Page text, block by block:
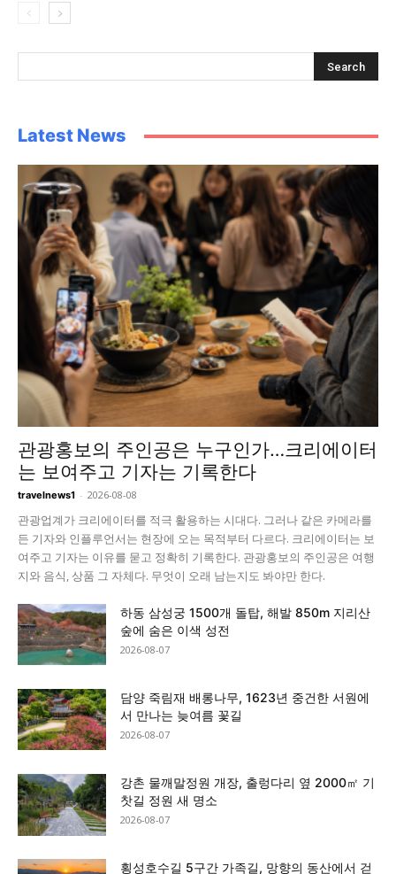
Latest News
관광홍보의 주인공은 누구인가…크리에이터
는 보여주고 기자는 기록한다
travelnews1 - 2026-08-08
관광업계가 크리에이터를 적극 활용하는 시대다. 그러나 같은 카메라를
든 기자와 인플루언서는 현장에 오는 목적부터 다르다. 크리에이터는 보
여주고 기자는 이유를 묻고 정확히 기록한다. 관광홍보의 주인공은 여행
지와 음식, 상품 그 자체다. 무엇이 오래 남는지도 봐야만 한다.
하동 삼성궁 1500개 돌탑, 해발 850m 지리산
숲에 숨은 이색 성전
2026-08-07
담양 죽림재 배롱나무, 1623년 중건한 서원에
서 만나는 늦여름 꽃길
2026-08-07
강촌 물깨말정원 개장, 출렁다리 옆 2000㎡ 기
찻길 정원 새 명소
2026-08-07
횡성호수길 5구간 가족길, 망향의 동산에서 걷